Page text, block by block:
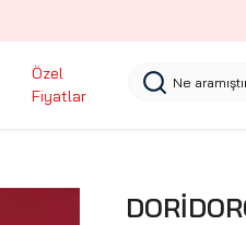
Özel
Fiyatlar